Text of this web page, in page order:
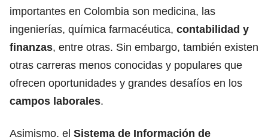
importantes en Colombia son medicina, las
ingenierías, química farmacéutica, contabilidad y
finanzas, entre otras. Sin embargo, también existen
otras carreras menos conocidas y populares que
ofrecen oportunidades y grandes desafíos en los
campos laborales.
Asimismo, el Sistema de Información de